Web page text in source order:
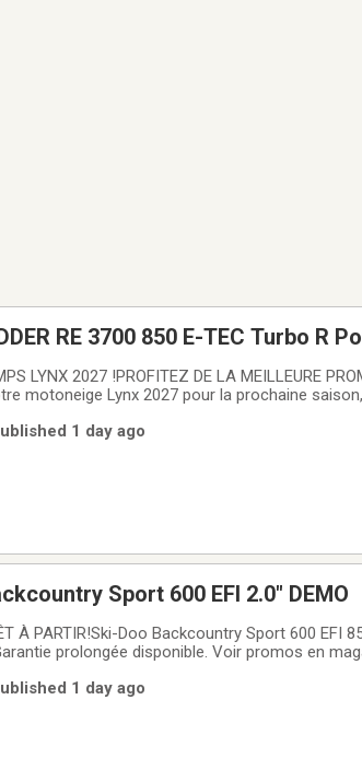
3700 850 E-TEC Turbo R PowderMax Ultra-
LYNX 2027 !PROFITEZ DE LA MEILLEURE
motoneige Lynx 2027 pour la prochaine
pour 60 mois, 5.49% pour 72 mois,
1 day ago
Sport 600 EFI 2.0" DEMO
Doo Backcountry Sport 600 EFI 85HP 2025 DÉMO avec seulement
et prise de visière
1 day ago